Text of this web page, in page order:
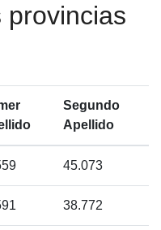
provincias
Segundo
Apellido
45.073
38.772